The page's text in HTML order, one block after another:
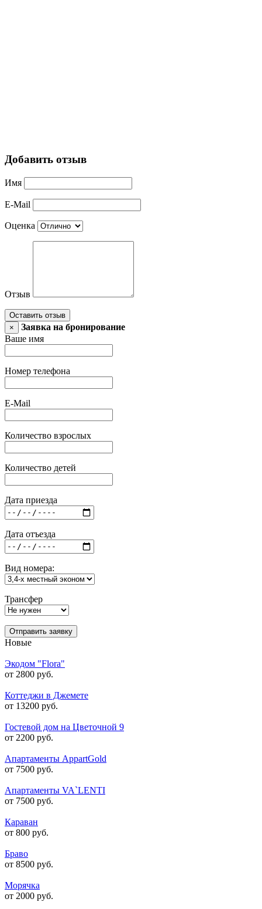
Добавить отзыв
Имя
E-Mail
Оценка
Отзыв
Оставить отзыв
×
Заявка на бронирование
Ваше имя
Номер телефона
E-Mail
Количество взрослых
Количество детей
Дата приезда
Дата отъезда
Вид номера:
Трансфер
Отправить заявку
Новые
Экодом "Flora"
от 2800 руб.
Коттеджи в Джемете
от 13200 руб.
Гостевой дом на Цветочной 9
от 2200 руб.
Апартаменты AppartGold
от 7500 руб.
Апартаменты VA`LENTI
от 7500 руб.
Караван
от 800 руб.
Браво
от 8500 руб.
Морячка
от 2000 руб.